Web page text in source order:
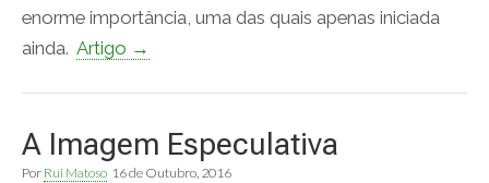
enorme importância, uma das quais apenas iniciada
ainda. Artigo →
A Imagem Especulativa
Por Rui Matoso 16 de Outubro, 2016